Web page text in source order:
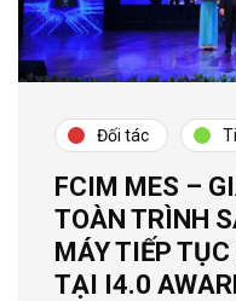
Đối tác
FCIM MES –
TOÀN TRÌNH
MÁY TIẾP
TẠI I4.0